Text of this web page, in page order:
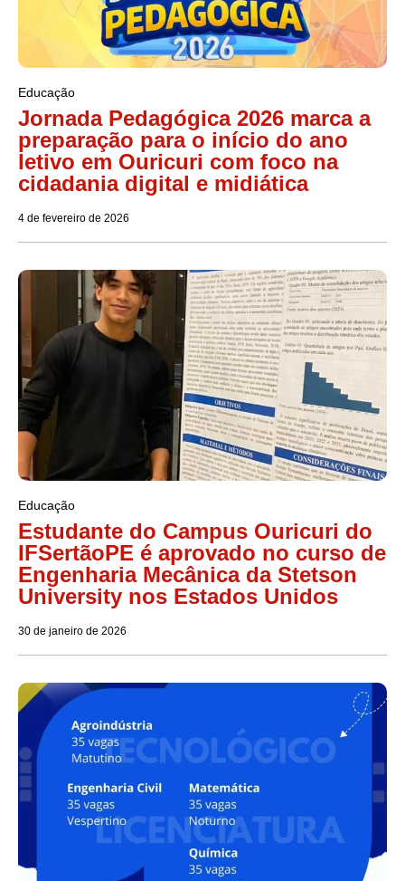
Educação
Jornada Pedagógica 2026 marca a
preparação para o início do ano
letivo em Ouricuri com foco na
cidadania digital e midiática
4 de fevereiro de 2026
Educação
Estudante do Campus Ouricuri do
IFSertãoPE é aprovado no curso de
Engenharia Mecânica da Stetson
University nos Estados Unidos
30 de janeiro de 2026